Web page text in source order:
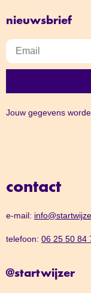
nieuwsbrief
Jouw gegevens
contact
e-mail:
telefoon: 06 25 50 84
@startwijzer